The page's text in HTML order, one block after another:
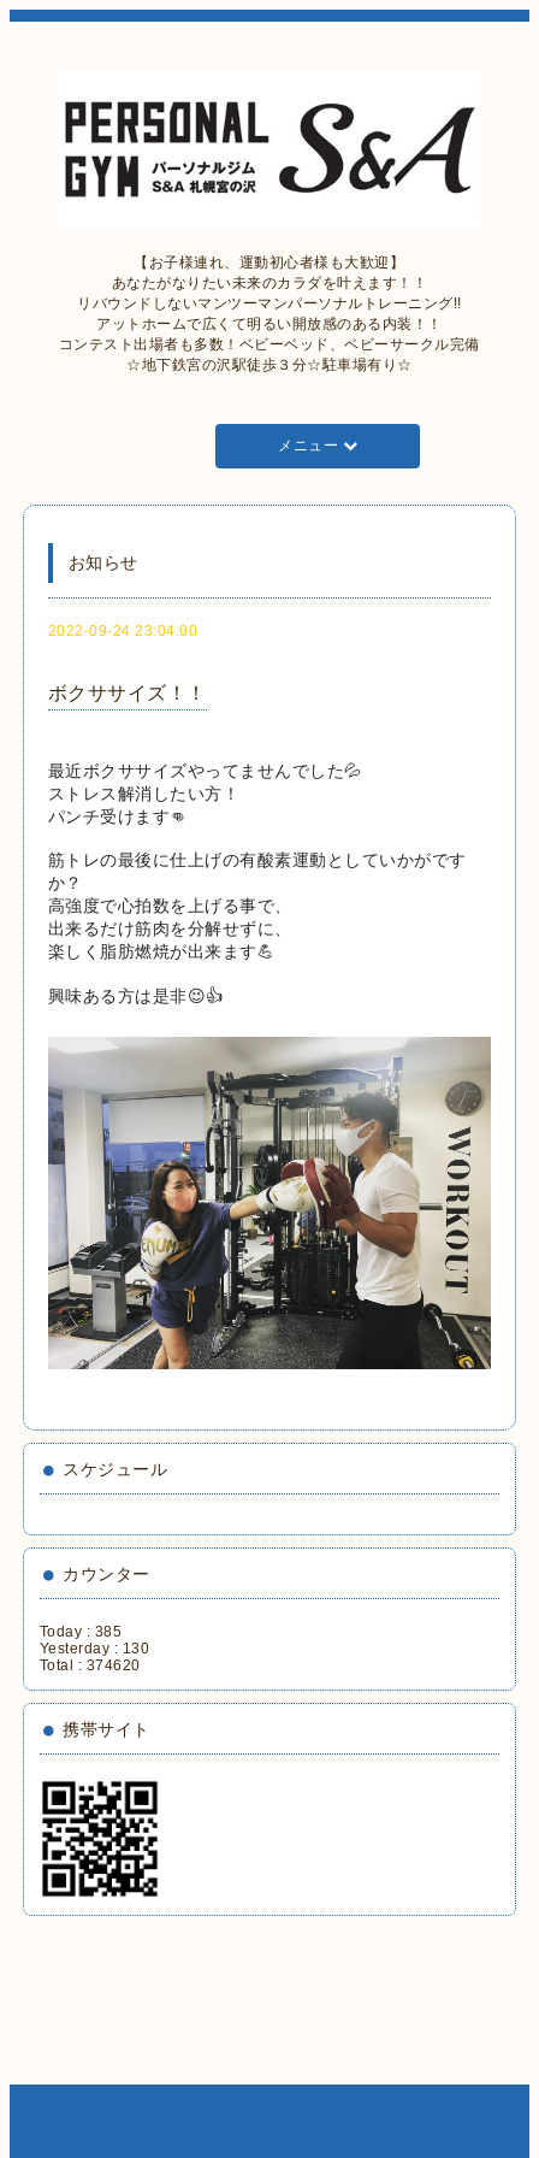
【お子様連れ、運動初心者様も大歓迎】
あなたがなりたい未来のカラダを叶えます！！
リバウンドしないマンツーマンパーソナルトレーニング!!
アットホームで広くて明るい開放感のある内装！！
コンテスト出場者も多数！ベビーベッド、ベビーサークル完備
☆地下鉄宮の沢駅徒歩３分☆駐車場有り☆
メニュー
お知らせ
2022-09-24 23:04:00
ボクササイズ！！
最近ボクササイズやってませんでした💦
ストレス解消したい方！
パンチ受けます👊
筋トレの最後に仕上げの有酸素運動としていかがです
か？
高強度で心拍数を上げる事で、
出来るだけ筋肉を分解せずに、
楽しく脂肪燃焼が出来ます💪
興味ある方は是非😉👍
スケジュール
カウンター
Today : 385
Yesterday : 130
Total : 374620
携帯サイト